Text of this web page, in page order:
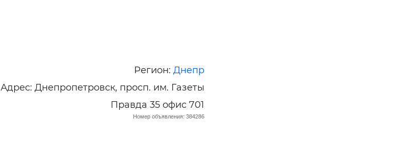
Регион: Днепр
Адрес: Днепропетровск, просп. им. Газеты
Правда 35 офис 701
Номер объявления: 384286